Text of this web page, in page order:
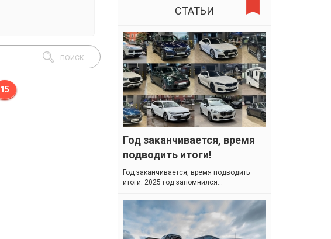
15
СТАТЬИ
Год заканчивается, время
подводить итоги!
Год заканчивается, время подводить
итоги. 2025 год запомнился...